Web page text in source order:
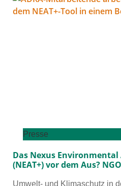
Presse
Das Nexus Environmental
(NEAT+) vor dem Aus?
Umwelt- und Klimaschutz in